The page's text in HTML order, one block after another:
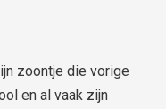
zoontje die vorige
en al vaak zijn